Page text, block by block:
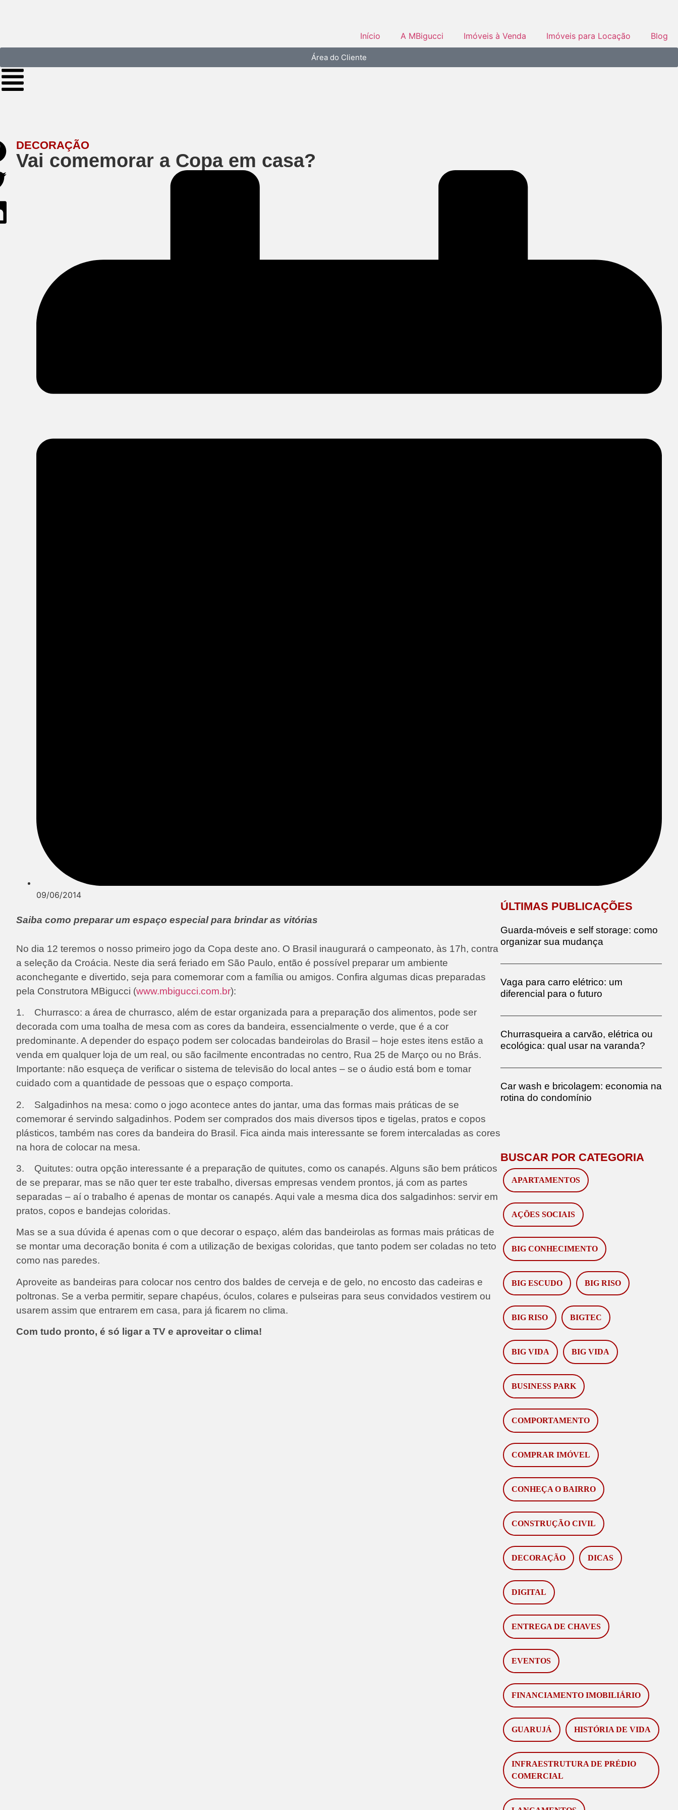
Início A MBigucci Imóveis à Venda Imóveis para Locação Blog
Área do Cliente
DECORAÇÃO
Vai comemorar a Copa em casa?
09/06/2014
Saiba como preparar um espaço especial para brindar as vitórias
No dia 12 teremos o nosso primeiro jogo da Copa deste ano. O Brasil inaugurará o campeonato, às 17h, contra
a seleção da Croácia. Neste dia será feriado em São Paulo, então é possível preparar um ambiente
aconchegante e divertido, seja para comemorar com a família ou amigos. Confira algumas dicas preparadas
pela Construtora MBigucci (www.mbigucci.com.br):
1. Churrasco: a área de churrasco, além de estar organizada para a preparação dos alimentos, pode ser
decorada com uma toalha de mesa com as cores da bandeira, essencialmente o verde, que é a cor
predominante. A depender do espaço podem ser colocadas bandeirolas do Brasil – hoje estes itens estão a
venda em qualquer loja de um real, ou são facilmente encontradas no centro, Rua 25 de Março ou no Brás.
Importante: não esqueça de verificar o sistema de televisão do local antes – se o áudio está bom e tomar
cuidado com a quantidade de pessoas que o espaço comporta.
2. Salgadinhos na mesa: como o jogo acontece antes do jantar, uma das formas mais práticas de se
comemorar é servindo salgadinhos. Podem ser comprados dos mais diversos tipos e tigelas, pratos e copos
plásticos, também nas cores da bandeira do Brasil. Fica ainda mais interessante se forem intercaladas as cores
na hora de colocar na mesa.
3. Quitutes: outra opção interessante é a preparação de quitutes, como os canapés. Alguns são bem práticos
de se preparar, mas se não quer ter este trabalho, diversas empresas vendem prontos, já com as partes
separadas – aí o trabalho é apenas de montar os canapés. Aqui vale a mesma dica dos salgadinhos: servir em
pratos, copos e bandejas coloridas.
Mas se a sua dúvida é apenas com o que decorar o espaço, além das bandeirolas as formas mais práticas de
se montar uma decoração bonita é com a utilização de bexigas coloridas, que tanto podem ser coladas no teto
como nas paredes.
Aproveite as bandeiras para colocar nos centro dos baldes de cerveja e de gelo, no encosto das cadeiras e
poltronas. Se a verba permitir, separe chapéus, óculos, colares e pulseiras para seus convidados vestirem ou
usarem assim que entrarem em casa, para já ficarem no clima.
Com tudo pronto, é só ligar a TV e aproveitar o clima!
ÚLTIMAS PUBLICAÇÕES
Guarda-móveis e self storage: como
organizar sua mudança
Vaga para carro elétrico: um
diferencial para o futuro
Churrasqueira a carvão, elétrica ou
ecológica: qual usar na varanda?
Car wash e bricolagem: economia na
rotina do condomínio
BUSCAR POR CATEGORIA
APARTAMENTOS
AÇÕES SOCIAIS
BIG CONHECIMENTO
BIG ESCUDO BIG RISO
BIG RISO BIGTEC
BIG VIDA BIG VIDA
BUSINESS PARK
COMPORTAMENTO
COMPRAR IMÓVEL
CONHEÇA O BAIRRO
CONSTRUÇÃO CIVIL
DECORAÇÃO DICAS
DIGITAL
ENTREGA DE CHAVES
EVENTOS
FINANCIAMENTO IMOBILIÁRIO
GUARUJÁ HISTÓRIA DE VIDA
INFRAESTRUTURA DE PRÉDIO
COMERCIAL